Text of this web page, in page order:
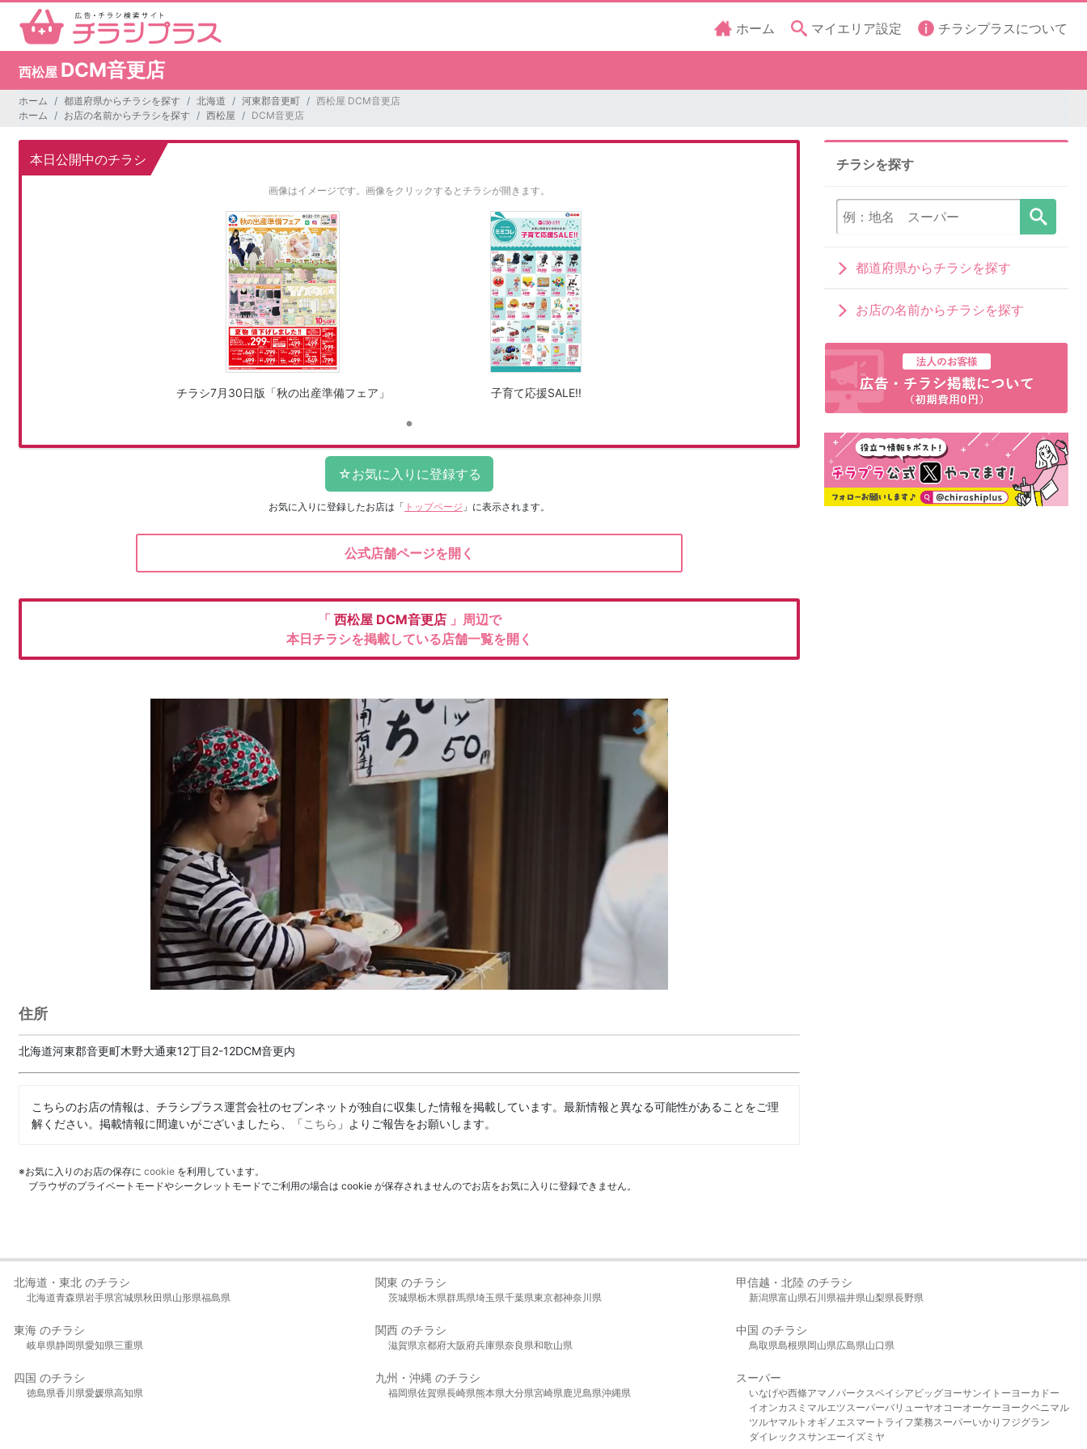
ホーム マイエリア設定 チラシプラスについて
西松屋 DCM音更店
ホーム 都道府県からチラシを探す 北海道 河東郡音更町
西松屋 DCM音更店
ホーム
お店の名前からチラシを探す 西松屋 DCM音更店
本日公開中のチラシ
画像はイメージです。 画像をクリックするとチラシが開きます。
チラシ7月30日版「秋の出産準備フェア」 子育て応援SALE!!
お気に入りに登録したお店は 「 トップページ 」に表示されます。
公式店舗ページを開く
「 西松屋 DCM音更店 」周辺で
本日チラシを掲載している店舗一覧を開く
住所
北海道河東郡音更町木野大通東12丁目2-12DCM音更内
こちらのお店の情報は、チラシプラス運営会社のセブンネットが独自に収集した情報を掲載しています。最新情報と異なる可能性があることをご理
解ください。掲載情報に間違いがございましたら、「こちら 」よりご報告をお願いします。
※お気に入りのお店の保存に cookie を利用しています。
ブラウザのプライベートモードやシークレットモードでご利用の場合は cookie が保存されませんのでお店をお気に入りに登録できません。
チラシを探す
都道府県からチラシを探す
お店の名前からチラシを探す
北海道・東北 のチラシ
北海道青森県岩手県宮城県秋田県山形県福島県
関東 のチラシ
茨城県栃木県群馬県埼玉県千葉県東京都神奈川県
甲信越・北陸 のチラシ
新潟県富山県石川県福井県山梨県長野県
東海 のチラシ
岐阜県静岡県愛知県三重県
関西 のチラシ
滋賀県京都府大阪府兵庫県奈良県和歌山県
中国 のチラシ
鳥取県島根県岡山県広島県山口県
四国 のチラシ
徳島県香川県愛媛県高知県
九州・沖縄 のチラシ
福岡県佐賀県長崎県熊本県大分県宮崎県鹿児島県沖縄県
スーパー
いなげや西條アマノパークスベイシア ビッグヨーサンイトーヨーカドー
イオンカスミ マルエツスーパーバリューヤオコーオーケー ヨークベニマル
ツルヤマルト オギノ エスマート ライフ業務スーパーいかり フジグラン
ダイレックスサンエーイズミヤ